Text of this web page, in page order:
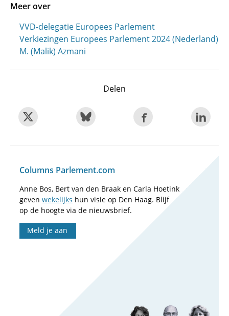
Meer over
VVD-delegatie Europees Parlement
Verkiezingen Europees Parlement 2024 (Nederland)
M. (Malik) Azmani
Delen
Columns Parlement.com
Anne Bos, Bert van den Braak en Carla Hoetink
geven wekelijks hun visie op Den Haag. Blijf
op de hoogte via de nieuwsbrief.
Meld je aan